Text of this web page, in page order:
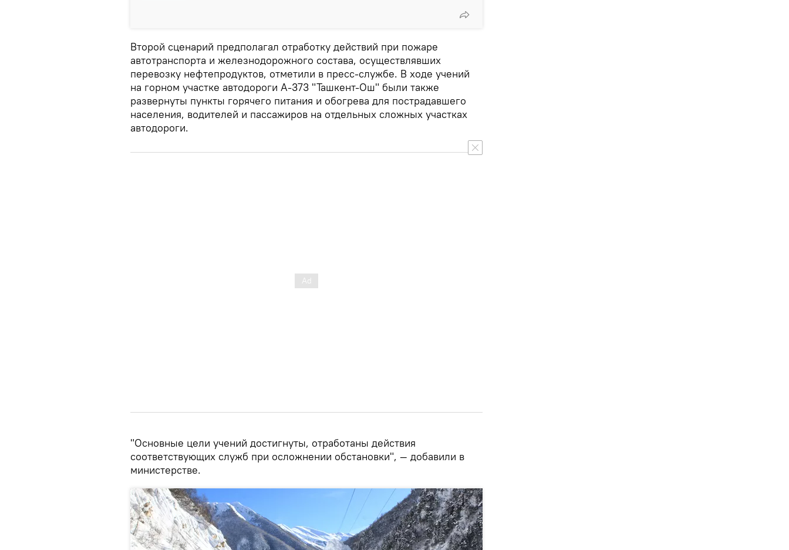
Второй сценарий предполагал отработку действий при пожаре
автотранспорта и железнодорожного состава, осуществлявших
перевозку нефтепродуктов, отметили в пресс-службе. В ходе учений
на горном участке автодороги А-373 "Ташкент-Ош" были также
развернуты пункты горячего питания и обогрева для пострадавшего
населения, водителей и пассажиров на отдельных сложных участках
автодороги.
"Основные цели учений достигнуты, отработаны действия
соответствующих служб при осложнении обстановки", — добавили в
министерстве.